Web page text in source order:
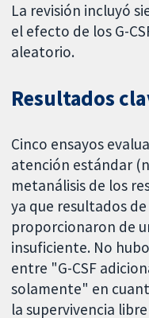
La revisión incluyó
el efecto de los G-
aleatorio.
Resultados
Cinco ensayos
atención estándar
metanálisis de los
ya que resultados
proporcionaron de
insuficiente. No
entre "G-CSF
solamente" en
la supervivencia